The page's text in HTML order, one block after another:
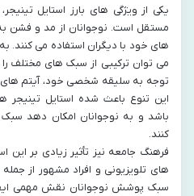
یکی از ویژگی‌ های بارز استایل
مستقل است. نوجوانان از مد و فشن
های خود با دیگران استفاده می‌
می‌ توان ترکیبی از سبک‌ های مختلف
توجه به سلیقه شخصی خود، آیتم‌ های
این تنوع باعث شده استایل
باشد و به نوجوانان امکان دهد
کنند.
فرهنگ جامعه نیز تأثیر زیادی بر این
های تلویزیونی و افراد مشهور از
سبک پوشش نوجوانان نقش مهمی